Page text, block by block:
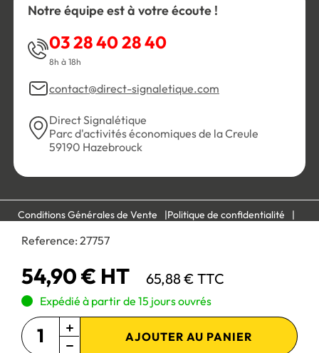
Reference: 27757
54,90 € HT 65,88 € TTC
Expédié à partir de 15 jours ouvrés
AJOUTER AU PANIER
Notre équipe est à votre écoute !
03 28 40 28 40
8h à 18h
contact@direct-signaletique.com
Direct Signalétique
Parc d'activités économiques de la Creule
59190 Hazebrouck
Conditions Générales de Vente
Politique de confidentialité
Mentions légales
Paiement 100% sécurisé :
Site réservé aux professionnels